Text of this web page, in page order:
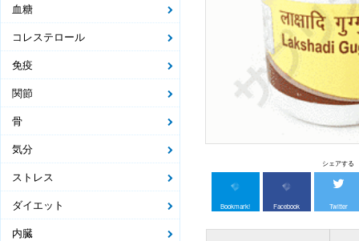
血糖
コレステロール
免疫
関節
骨
気分
ストレス
ダイエット
内臓
シェアする
Bookmark! Facebook Twitter